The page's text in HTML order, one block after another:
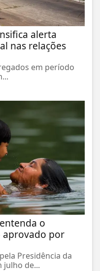
alerta
nas relações
em período
o
por
Presidência da
julho de...